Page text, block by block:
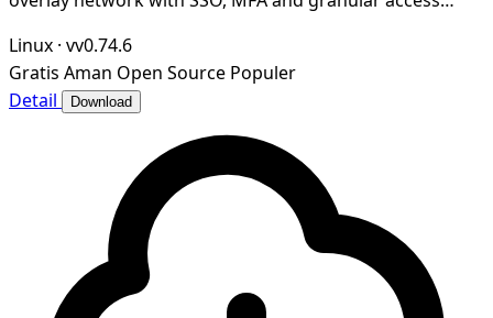
Linux · vv0.74.6
Gratis Aman Open Source Populer
Detail
Download